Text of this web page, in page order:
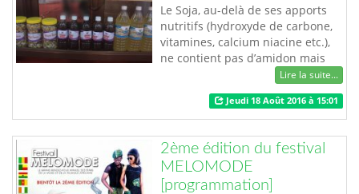
Les dossiers d…
Le Soja, au-delà de ses apports
nutritifs (hydroxyde de carbone,
vitamines, calcium niacine etc.),
ne contient pas d’amidon mais
plutôt des acides anti-nutritif
nuisibles à la santé. Il est
conseillé pour cela de traiter le
soja avant sa consommation afin
de ressortir ses vertus
thérapeutiques. Des années
d’expérience ont permis à
MAMAN SOJA, u…
Lire la suite...
Jeudi 18 Août 2016 à 15:01
2ème édition du festival
MELOMODE
[programmation]